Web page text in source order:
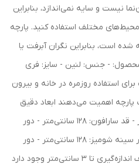
نیست و سایه نمی‌اندازد، بنابراین
محیط‌های مختلف استفاده کنید. پارچه
است، بنابراین نگران آبرفت یا
محصول: - جنس: لنین - سایز: فری
48) - مناسب برای استفاده روزمره در خانه و بیرون
پارچه اهمیت می‌دهند ابعاد دقیق
محصول: - قد شومیز: 60 سانتی‌متر - قد سارافون: 128 سانتی‌متر - دور
سینه سارافون: 130 سانتی‌متر - دور سینه شومیز: 128 سانتی‌متر - دور
باسن: 165 سانتی‌متر - امکان اختلاف اندازه‌گیری تا 3 سانتی‌متر وجود دارد